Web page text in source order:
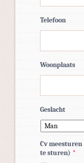
Telefoon
Woonplaats
Geslacht
Cv meesturen
te sturen) *